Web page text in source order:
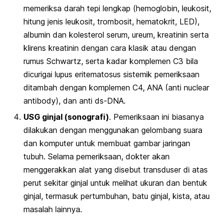
memeriksa darah tepi lengkap (hemoglobin, leukosit,
hitung jenis leukosit, trombosit, hematokrit, LED),
albumin dan kolesterol serum, ureum, kreatinin serta
klirens kreatinin dengan cara klasik atau dengan
rumus Schwartz, serta kadar komplemen C3 bila
dicurigai lupus eritematosus sistemik pemeriksaan
ditambah dengan komplemen C4, ANA (anti nuclear
antibody), dan anti ds-DNA.
USG ginjal (sonografi). Pemeriksaan ini biasanya
dilakukan dengan menggunakan gelombang suara
dan komputer untuk membuat gambar jaringan
tubuh. Selama pemeriksaan, dokter akan
menggerakkan alat yang disebut transduser di atas
perut sekitar ginjal untuk melihat ukuran dan bentuk
ginjal, termasuk pertumbuhan, batu ginjal, kista, atau
masalah lainnya.